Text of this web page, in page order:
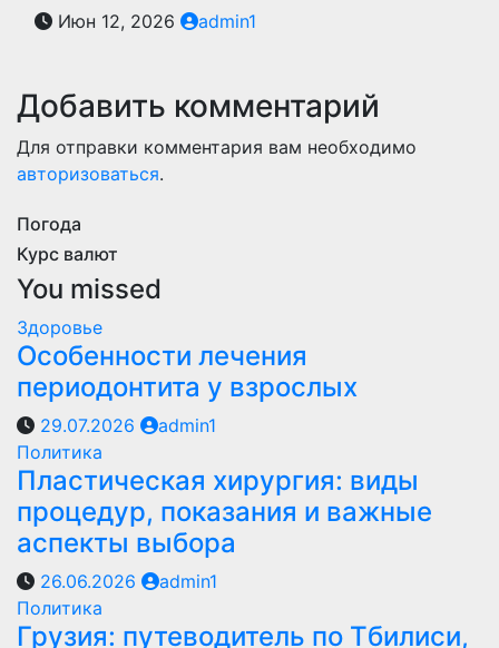
Июн 12, 2026 admin1
Добавить комментарий
Для отправки комментария вам необходимо
авторизоваться.
Погода
Курс валют
You missed
Здоровье
Особенности лечения
периодонтита у взрослых
29.07.2026
admin1
Политика
Пластическая хирургия: виды
процедур, показания и важные
аспекты выбора
26.06.2026
admin1
Политика
Грузия: путеводитель по Тбилиси,